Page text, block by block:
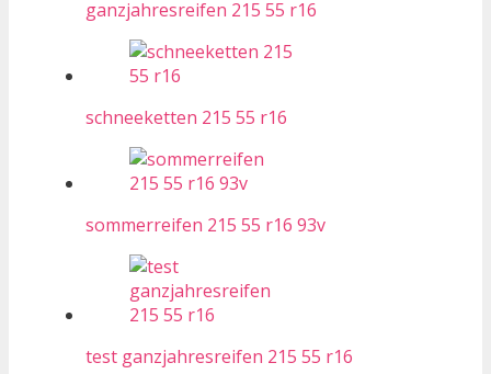
ganzjahresreifen 215 55 r16
schneeketten 215 55 r16
sommerreifen 215 55 r16 93v
test ganzjahresreifen 215 55 r16